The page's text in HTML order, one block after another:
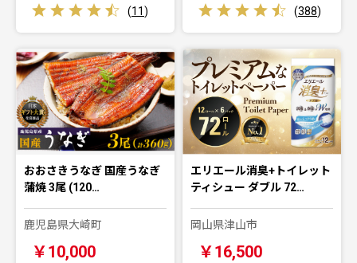
(11) (388)
おおさきうなぎ 国産うなぎ
蒲焼 3尾 (120…
鹿児島県大崎町
￥10,000
エリエール消臭+トイレット
ティシュー ダブル 72…
岡山県津山市
￥16,500